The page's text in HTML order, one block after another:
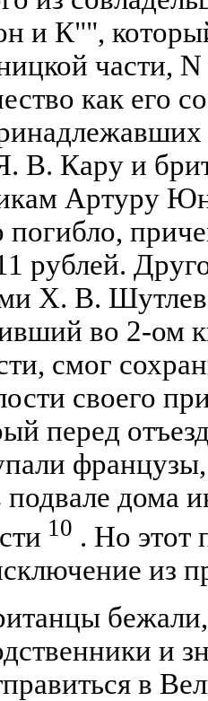
и К"",
части,
как его
В. Кару и
Артуру
погибло,
рублей.
Х. В.
во 2-ом
смог
своего
перед
дома
10 . Но этот
из
и
в